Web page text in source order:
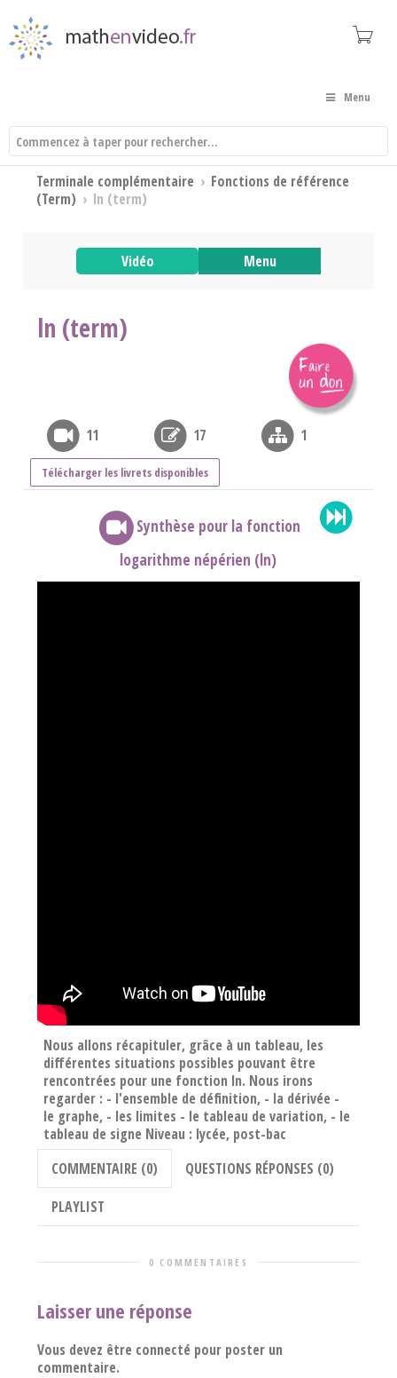
Menu
Terminale complémentaire › Fonctions de référence
(Term) › ln (term)
Vidéo Menu
ln (term)
11 17 1
Télécharger les livrets disponibles
Synthèse pour la fonction
logarithme népérien (ln)
Nous allons récapituler, grâce à un tableau, les
différentes situations possibles pouvant être
rencontrées pour une fonction ln. Nous irons
regarder : - l'ensemble de définition, - la dérivée -
le graphe, - les limites - le tableau de variation, - le
tableau de signe Niveau : lycée, post-bac
COMMENTAIRE (0)
QUESTIONS RÉPONSES (0)
PLAYLIST
0 COMMENTAIRES
Laisser une réponse
Vous devez être connecté pour poster un
commentaire.